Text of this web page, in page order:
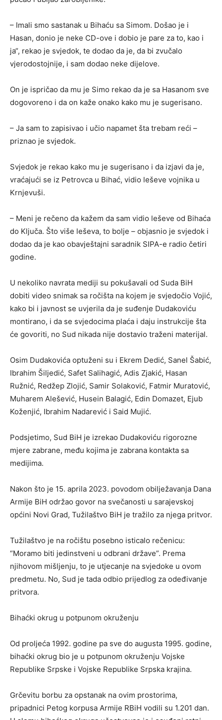
– Imali smo sastanak u Bihaću sa Simom. Došao je i
Hasan, donio je neke CD-ove i dobio je pare za to, kao i
ja“, rekao je svjedok, te dodao da je, da bi zvučalo
vjerodostojnije, i sam dodao neke dijelove.
On je ispričao da mu je Simo rekao da je sa Hasanom sve
dogovoreno i da on kaže onako kako mu je sugerisano.
– Ja sam to zapisivao i učio napamet šta trebam reći –
priznao je svjedok.
Svjedok je rekao kako mu je sugerisano i da izjavi da je,
vraćajući se iz Petrovca u Bihać, vidio leševe vojnika u
Krnjevuši.
– Meni je rečeno da kažem da sam vidio leševe od Bihaća
do Ključa. Što više leševa, to bolje – objasnio je svjedok i
dodao da je kao obavještajni saradnik SIPA-e radio četiri
godine.
U nekoliko navrata mediji su pokušavali od Suda BiH
dobiti video snimak sa ročišta na kojem je svjedočio Vojić,
kako bi i javnost se uvjerila da je suđenje Dudakoviću
montirano, i da se svjedocima plaća i daju instrukcije šta
će govoriti, no Sud nikada nije dostavio traženi materijal.
Osim Dudakovića optuženi su i Ekrem Dedić, Sanel Šabić,
Ibrahim Šiljedić, Safet Salihagić, Adis Zjakić, Hasan
Ružnić, Redžep Zlojić, Samir Solaković, Fatmir Muratović,
Muharem Alešević, Husein Balagić, Edin Domazet, Ejub
Koženjić, Ibrahim Nadarević i Said Mujić.
Podsjetimo, Sud BiH je izrekao Dudakoviću rigorozne
mjere zabrane, među kojima je zabrana kontakta sa
medijima.
Nakon što je 15. aprila 2023. povodom obilježavanja Dana
Armije BiH održao govor na svečanosti u sarajevskoj
općini Novi Grad, Tužilaštvo BiH je tražilo za njega pritvor.
Tužilaštvo je na ročištu posebno isticalo rečenicu:
“Moramo biti jedinstveni u odbrani države”. Prema
njihovom mišljenju, to je utjecanje na svjedoke u ovom
predmetu. No, Sud je tada odbio prijedlog za odeđivanje
pritvora.
Bihaćki okrug u potpunom okruženju
Od proljeća 1992. godine pa sve do augusta 1995. godine,
bihaćki okrug bio je u potpunom okruženju Vojske
Republike Srpske i Vojske Republike Srpska krajina.
Grčevitu borbu za opstanak na ovim prostorima,
pripadnici Petog korpusa Armije RBiH vodili su 1.201 dan.